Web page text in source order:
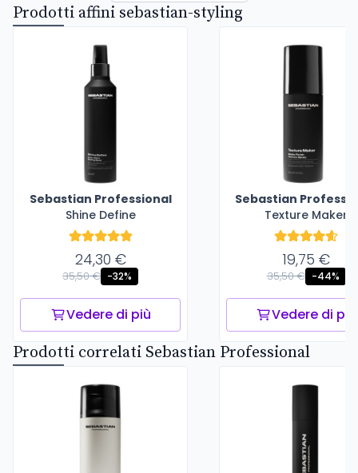
Prodotti affini sebastian-styling
Sebastian Professional
Shine Define
24,30 €
35,50 € -32%
Vedere di più
Sebastian
Texture Maker
19,75 €
35,50 € -44%
Vedere di più
Prodotti correlati Sebastian Professional